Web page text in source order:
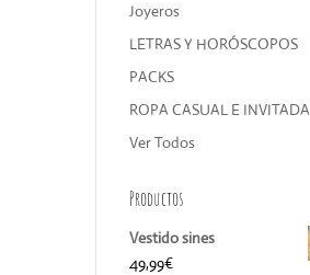
Joyeros
LETRAS Y HORÓSCOPOS
PACKS
ROPA CASUAL E INVITADA
Ver Todos
Productos
Vestido sines
49,99€